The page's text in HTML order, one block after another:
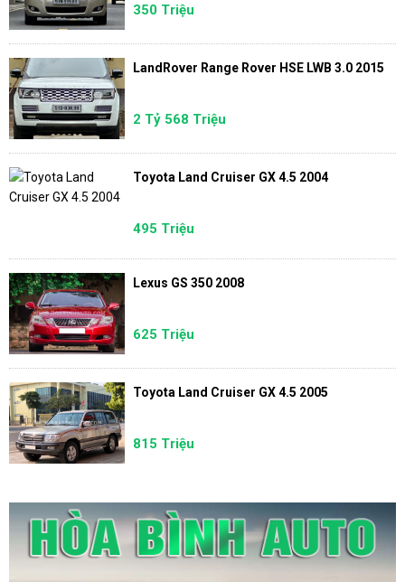
350 Triệu
LandRover Range Rover HSE LWB 3.0 2015
2 Tỷ 568 Triệu
Toyota Land Cruiser GX 4.5 2004
495 Triệu
Lexus GS 350 2008
625 Triệu
Toyota Land Cruiser GX 4.5 2005
815 Triệu